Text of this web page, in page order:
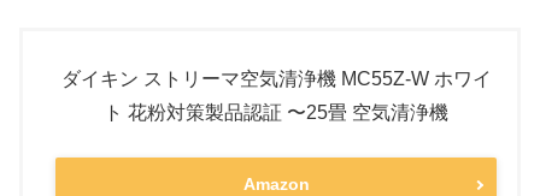
ダイキン ストリーマ空気清浄機 MC55Z-W ホワイ
ト 花粉対策製品認証 〜25畳 空気清浄機
Amazon